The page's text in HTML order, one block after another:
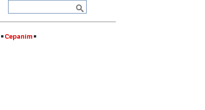
Cepanim